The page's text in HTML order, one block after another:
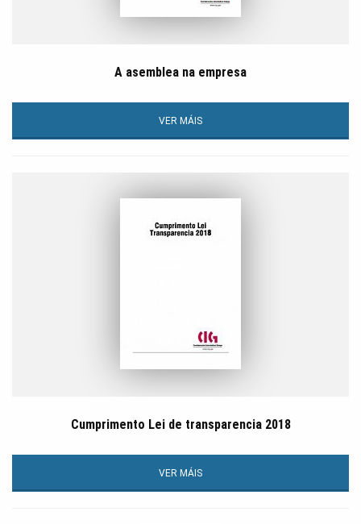
A asemblea na empresa
VER MÁIS
Cumprimento Lei de transparencia 2018
VER MÁIS